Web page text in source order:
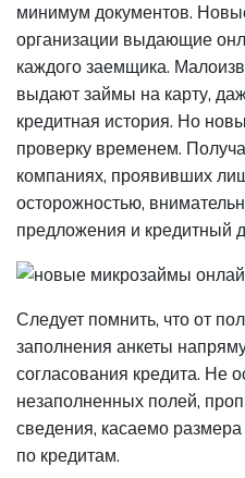
минимум документов.
организации выдающие
каждого заемщика.
выдают займы на карту,
кредитная история. Но
проверку временем.
компаниях, проявивших
осторожностью,
предложения и кредитный
Следует помнить, что от
заполнения анкеты
согласования кредита. Не
незаполненных полей,
сведения, касаемо
по кредитам.